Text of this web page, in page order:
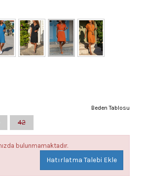
Beden Tablosu
42
bulunmamaktadır.
Hatırlatma Talebi Ekle